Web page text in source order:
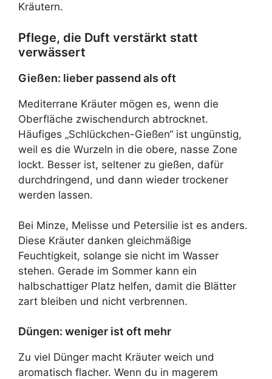
Kräutern.
Pflege, die Duft verstärkt statt
verwässert
Gießen: lieber passend als oft
Mediterrane Kräuter mögen es, wenn die
Oberfläche zwischendurch abtrocknet.
Häufiges „Schlückchen-Gießen“ ist ungünstig,
weil es die Wurzeln in die obere, nasse Zone
lockt. Besser ist, seltener zu gießen, dafür
durchdringend, und dann wieder trockener
werden lassen.
Bei Minze, Melisse und Petersilie ist es anders.
Diese Kräuter danken gleichmäßige
Feuchtigkeit, solange sie nicht im Wasser
stehen. Gerade im Sommer kann ein
halbschattiger Platz helfen, damit die Blätter
zart bleiben und nicht verbrennen.
Düngen: weniger ist oft mehr
Zu viel Dünger macht Kräuter weich und
aromatisch flacher. Wenn du in magerem